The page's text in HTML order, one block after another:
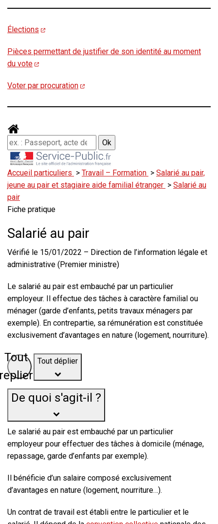
Élections
Pièces permettant de justifier de son identité au moment
du vote
Voter par procuration
Accueil particuliers > Travail – Formation > Salarié au pair,
jeune au pair et stagiaire aide familial étranger > Salarié au
pair
Fiche pratique
Salarié au pair
Vérifié le 15/01/2022 – Direction de l’information légale et
administrative (Premier ministre)
Le salarié au pair est embauché par un particulier
employeur. Il effectue des tâches à caractère familial ou
ménager (garde d’enfants, petits travaux ménagers par
exemple). En contrepartie, sa rémunération est constituée
exclusivement d’avantages en nature (logement, nourriture).
Tout
Tout déplier
De quoi s'agit-il ?
Le salarié au pair est embauché par un particulier
employeur pour effectuer des tâches à domicile (ménage,
repassage, garde d’enfants par exemple).
Il bénéficie d’un salaire composé exclusivement
d’avantages en nature (logement, nourriture…).
Un contrat de travail est établi entre le particulier et le